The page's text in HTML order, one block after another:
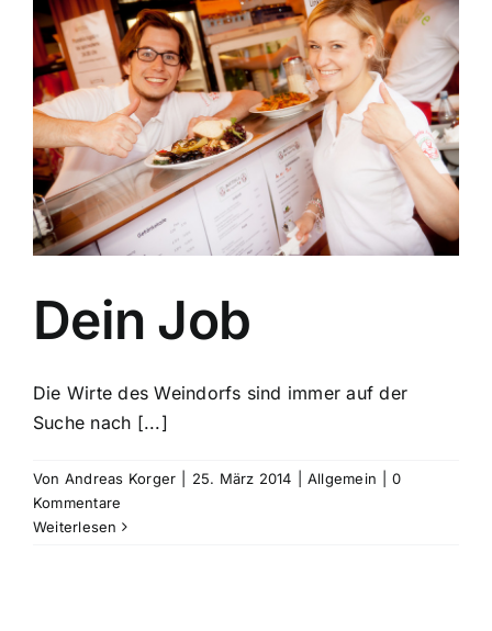
Dein Job
Die Wirte des Weindorfs sind immer auf der
Suche nach [...]
Von Andreas Korger 25. März 2014 Allgemein
0
Kommentare
Weiterlesen